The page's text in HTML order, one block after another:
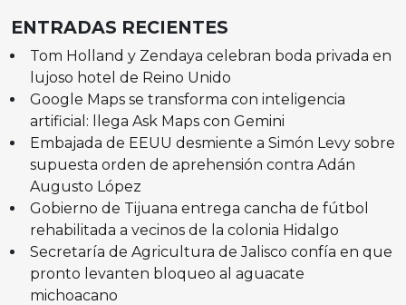
ENTRADAS RECIENTES
Tom Holland y Zendaya celebran boda privada en
lujoso hotel de Reino Unido
Google Maps se transforma con inteligencia
artificial: llega Ask Maps con Gemini
Embajada de EEUU desmiente a Simón Levy sobre
supuesta orden de aprehensión contra Adán
Augusto López
Gobierno de Tijuana entrega cancha de fútbol
rehabilitada a vecinos de la colonia Hidalgo
Secretaría de Agricultura de Jalisco confía en que
pronto levanten bloqueo al aguacate
michoacano